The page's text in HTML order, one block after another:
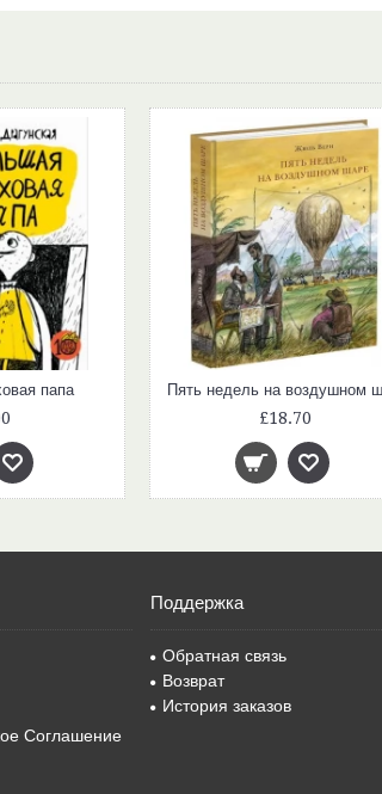
папа
£18.70
Соглашение
Поддержка
Обратная связь
Возврат
История заказов